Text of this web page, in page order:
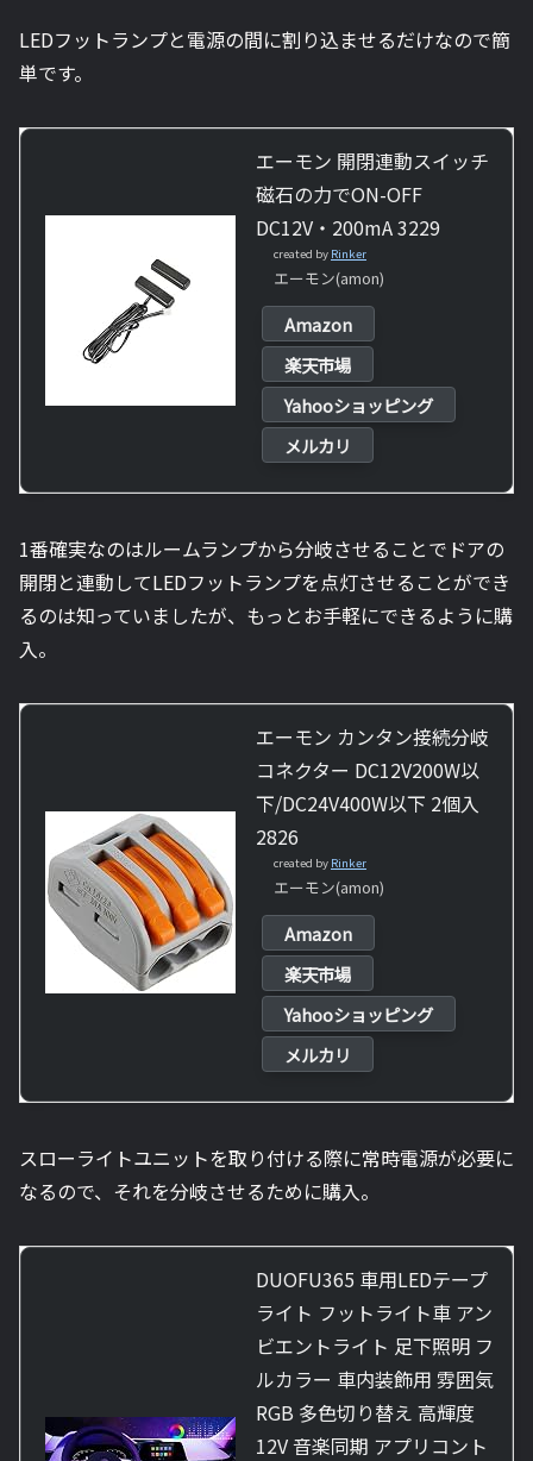
LEDフットランプと電源の間に割り込ませるだけなので簡
単です。
エーモン 開閉連動スイッチ
磁石の力でON-OFF
DC12V・200mA 3229
created by Rinker
エーモン(amon)
Amazon
楽天市場
Yahooショッピング
メルカリ
1番確実なのはルームランプから分岐させることでドアの
開閉と連動してLEDフットランプを点灯させることができ
るのは知っていましたが、もっとお手軽にできるように購
入。
エーモン カンタン接続分岐
コネクター DC12V200W以
下/DC24V400W以下 2個入
2826
created by Rinker
エーモン(amon)
Amazon
楽天市場
Yahooショッピング
メルカリ
スローライトユニットを取り付ける際に常時電源が必要に
なるので、それを分岐させるために購入。
DUOFU365 車用LEDテープ
ライト フットライト車 アン
ビエントライト 足下照明 フ
ルカラー 車内装飾用 雰囲気
RGB 多色切り替え 高輝度
12V 音楽同期 アプリコント